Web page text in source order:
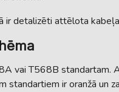
ir detalizēti attēlota
vai T568B standartam.
standartiem ir oranžā un